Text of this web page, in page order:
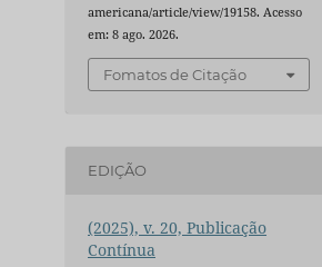
americana/article/view/19158. Acesso
em: 8 ago. 2026.
Fomatos de Citação
EDIÇÃO
(2025), v. 20, Publicação
Contínua